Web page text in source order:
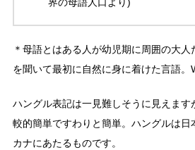
界の母語人口より)
＊母語とはある人が幼児期に周囲の大
を聞いて最初に自然に身に着けた言語。
ハングル表記は一見難しそうに見えます
較的簡単ですわりと簡単。ハングルは日
カナにあたるものです。